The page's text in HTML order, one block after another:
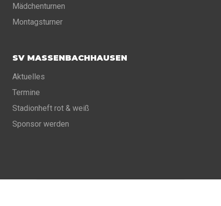
Mädchenturnen
Montagsturner
SV MASSENBACHHAUSEN
Aktuelles
Termine
Stadionheft rot & weiß
Sponsor werden